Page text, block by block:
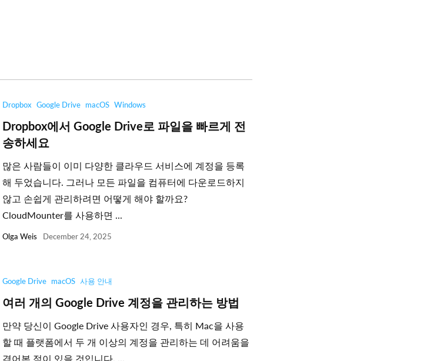
Dropbox Google Drive macOS Windows
Dropbox에서 Google Drive로 파일을 빠르게 전
송하세요
많은 사람들이 이미 다양한 클라우드 서비스에 계정을 등록
해 두었습니다. 그러나 모든 파일을 컴퓨터에 다운로드하지
않고 손쉽게 관리하려면 어떻게 해야 할까요?
CloudMounter를 사용하면 ...
Olga Weis December 24, 2025
Google Drive macOS 사용 안내
여러 개의 Google Drive 계정을 관리하는 방법
만약 당신이 Google Drive 사용자인 경우, 특히 Mac을 사용
할 때 플랫폼에서 두 개 이상의 계정을 관리하는 데 어려움을
겪어본 적이 있을 것입니다. ...